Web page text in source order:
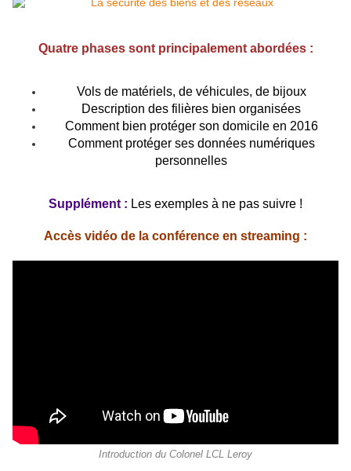
Quatre phases sont principalement abordées :
Vols de matériels, de véhicules, de bijoux
Description des filières bien organisées
Comment bien protéger son domicile en 2016
Comment protéger ses données numériques
personnelles
Supplément : Les exemples à ne pas suivre !
Accès vidéo de la conférence en streaming :
Introduction du Colonel LCL Leroy